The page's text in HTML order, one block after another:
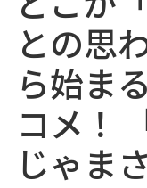
との思
ら始ま
コメ！
じゃま